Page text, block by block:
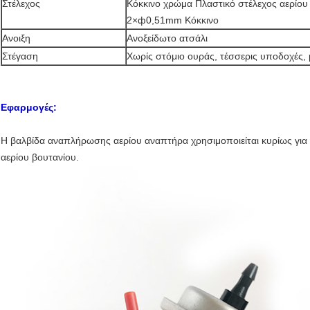
Στέλεχος
Κόκκινο χρώμα Πλαστικό στέλεχος
2×ф0,51mm Κόκκινο
Ανοιξη
Ανοξείδωτο ατσάλι
Στέγαση
Χωρίς στόμιο ουράς, τέσσερις
Εφαρμογές:
Η βαλβίδα αναπλήρωσης αερίου αναπτήρα χρησιμοποιείται κυρίως
αερίου βουτανίου.